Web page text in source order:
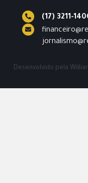
(17) 3211-
Desenvolvido pela